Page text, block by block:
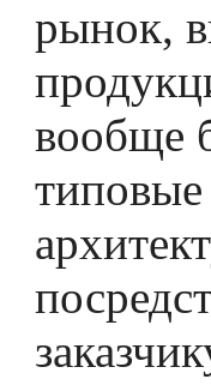
рынок,
вообще